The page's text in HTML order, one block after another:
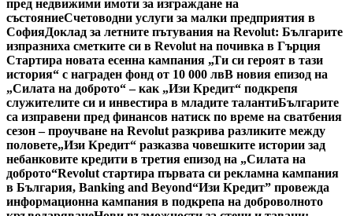
пред недвижими имоти за изграждане на
състояниеСчетоводни услуги за малки предприятия в
СофияДоклад за летните пътувания на Revolut: Българите
изпразниха сметките си в Revolut на почивка в Гърция
Стартира новата есенна кампания „Ти си героят в тази
история“ с награден фонд от 10 000 лвВ новия епизод на
„Силата на доброто“ – как „Изи Кредит“ подкрепя
служителите си и инвестира в младите талантиБългарите
са изправени пред финансов натиск по време на сватбения
сезон – проучване на Revolut разкрива разликите между
половете„Изи Кредит“ разказва човешките истории зад
небанковите кредити в третия епизод на „Силата на
доброто“Revolut стартира първата си рекламна кампания
в България, Banking and Beyond“Изи Кредит” провежда
информационна кампания в подкрепа на доброволното